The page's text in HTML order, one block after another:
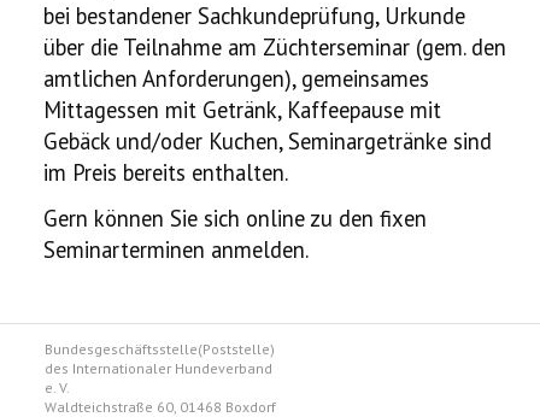
bei bestandener Sachkundeprüfung, Urkunde
über die Teilnahme am Züchterseminar (gem. den
amtlichen Anforderungen), gemeinsames
Mittagessen mit Getränk, Kaffeepause mit
Gebäck und/oder Kuchen, Seminargetränke sind
im Preis bereits enthalten.
Gern können Sie sich online zu den fixen
Seminarterminen anmelden.
Bundesgeschäftsstelle(Poststelle)
des Internationaler Hundeverband
e. V.
Waldteichstraße 60, 01468 Boxdorf